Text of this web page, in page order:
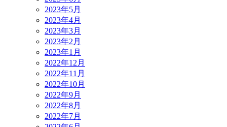
2023年5月
2023年4月
2023年3月
2023年2月
2023年1月
2022年12月
2022年11月
2022年10月
2022年9月
2022年8月
2022年7月